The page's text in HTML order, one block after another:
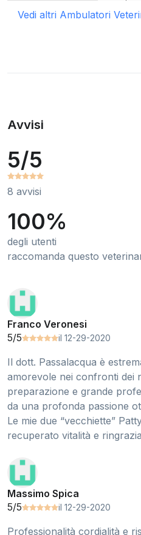
Vedi altri Ambulatori
Avvisi
5/5
8 avvisi
100%
degli utenti
raccomanda questo
Franco Veronesi
5/5
il 12-29-2020
Il dott. Passalacqua è
amorevole nei confronti dei
preparazione e grande
da una profonda passione
Le mie due “vecchiette”
recuperato vitalità e
Massimo Spica
5/5
il 12-29-2020
Professionalità cordialità e